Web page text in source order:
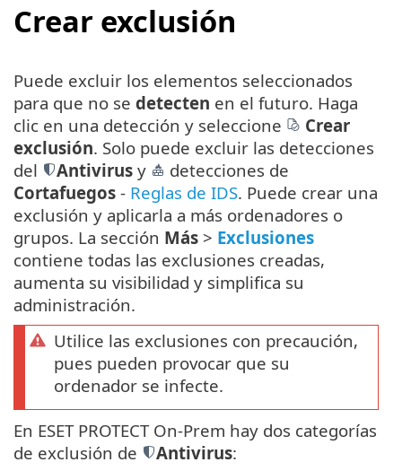
Crear exclusión
Puede excluir los elementos seleccionados
para que no se detecten en el futuro. Haga
clic en una detección y seleccione
Crear
exclusión. Solo puede excluir las detecciones
del
Antivirus y
detecciones de
Cortafuegos - Reglas de IDS. Puede crear una
exclusión y aplicarla a más ordenadores o
grupos. La sección Más > Exclusiones
contiene todas las exclusiones creadas,
aumenta su visibilidad y simplifica su
administración.
Utilice las exclusiones con precaución,
pues pueden provocar que su
ordenador se infecte.
En ESET PROTECT On-Prem hay dos categorías
de exclusión de
Antivirus: